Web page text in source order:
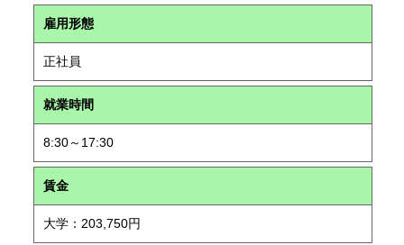
雇用形態
正社員
就業時間
8:30～17:30
賃金
大学：203,750円